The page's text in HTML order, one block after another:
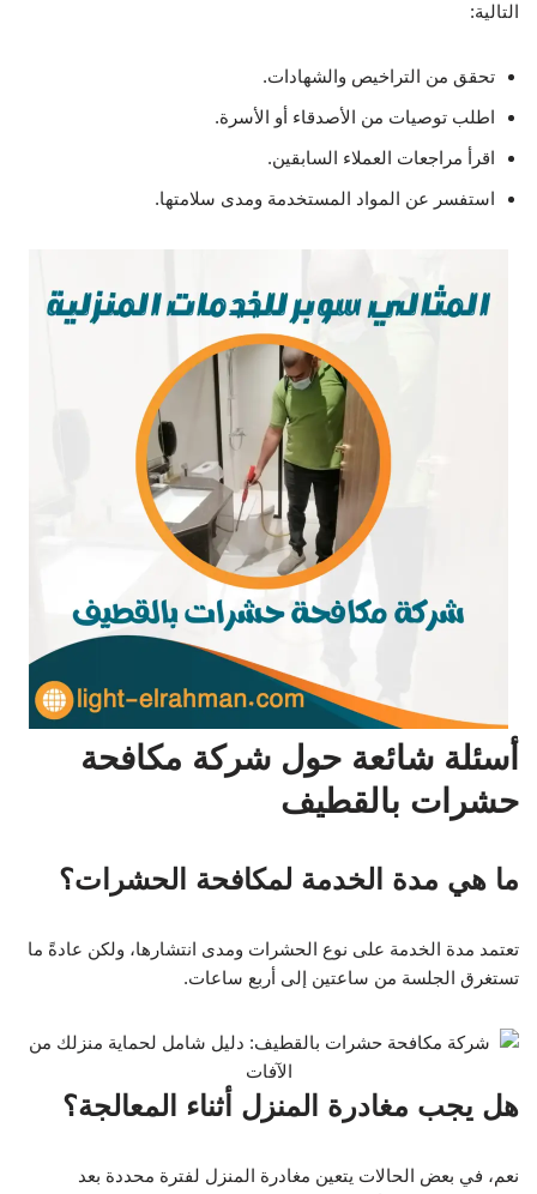
التالية:
تحقق من التراخيص والشهادات.
اطلب توصيات من الأصدقاء أو الأسرة.
اقرأ مراجعات العملاء السابقين.
استفسر عن المواد المستخدمة ومدى سلامتها.
أسئلة شائعة حول شركة مكافحة
حشرات بالقطيف
ما هي مدة الخدمة لمكافحة الحشرات؟
تعتمد مدة الخدمة على نوع الحشرات ومدى انتشارها، ولكن عادةً ما
تستغرق الجلسة من ساعتين إلى أربع ساعات.
هل يجب مغادرة المنزل أثناء المعالجة؟
نعم، في بعض الحالات يتعين مغادرة المنزل لفترة محددة بعد